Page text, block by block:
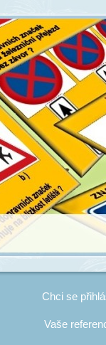
Chci se
Vaše